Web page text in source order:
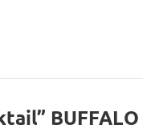
BUFFALO